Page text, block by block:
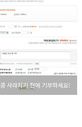
사라지기 전에 기부하세요!